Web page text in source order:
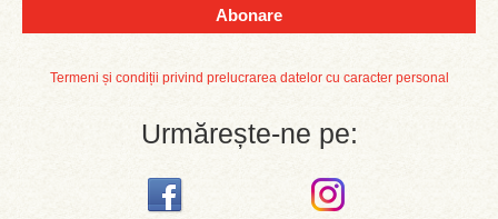
Abonare
Termeni și condiții privind prelucrarea datelor cu caracter personal
Urmărește-ne pe: